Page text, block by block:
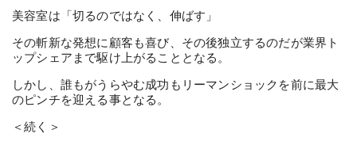
美容室は「切るのではなく、伸ばす」
その斬新な発想に顧客も喜び、その後独立するのだが業界ト
ップシェアまで駆け上がることとなる。
しかし、誰もがうらやむ成功もリーマンショックを前に最大
のピンチを迎える事となる。
＜続く＞